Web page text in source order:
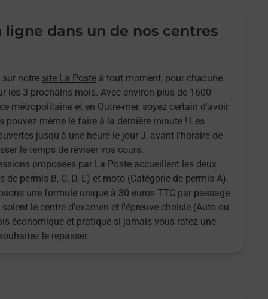
ligne dans un de nos centres
notre site La Poste à tout moment, pour chacune
les 3 prochains mois. Avec environ plus de 1600
métropolitaine et en Outre-mer, soyez certain d'avoir
pouvez même le faire à la dernière minute ! Les
jusqu'à une heure le jour J, avant l'horaire de
le temps de réviser vos cours.
proposées par La Poste accueillent les deux
de permis B, C, D, E) et moto (Catégorie de permis A).
une formule unique à 30 euros TTC par passage
le centre d'examen et l'épreuve choisie (Auto ou
économique et pratique si jamais vous ratez une
le repasser.